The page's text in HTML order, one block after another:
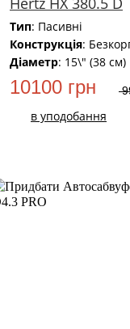
Тип: Пасивні
Конструкція:
Діаметр: 15\" (38 см)
10100 грн
в уподобання